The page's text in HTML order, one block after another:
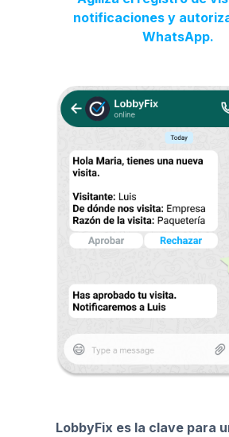
notificaciones y
WhatsApp.
LobbyFix es la clave para